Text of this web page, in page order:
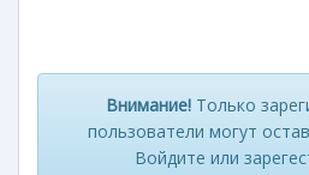
Внимание! Только
пользователи могут
Войдите или